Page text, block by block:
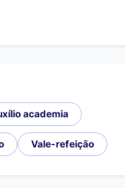
academia
Vale-refeição